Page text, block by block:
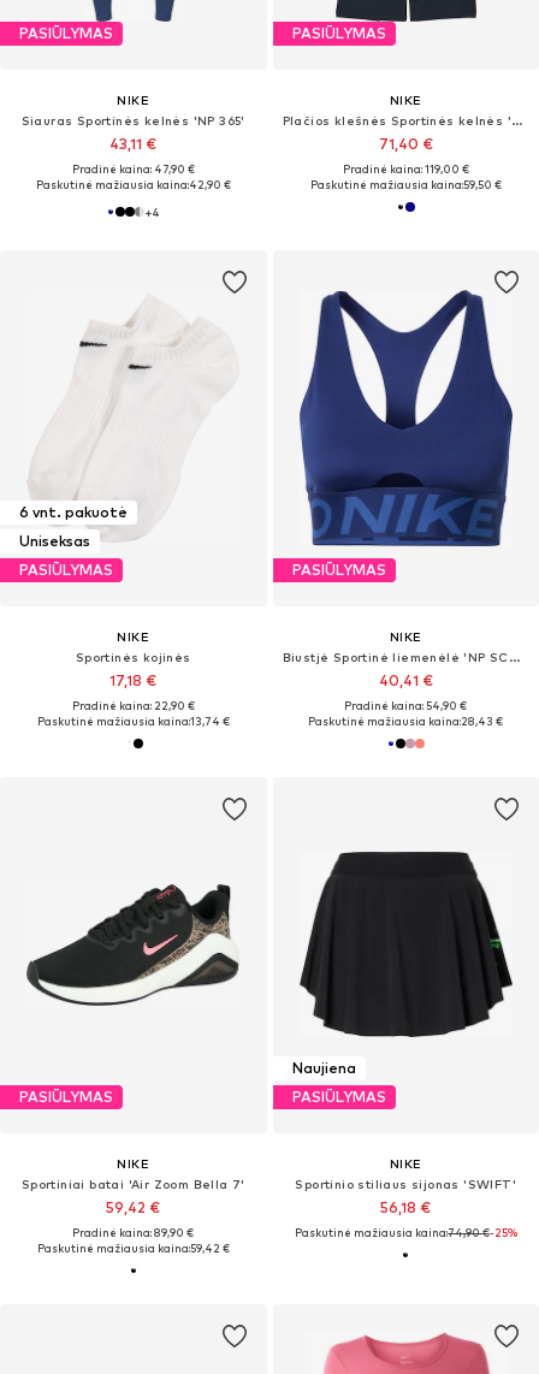
PASIŪLYMAS
NIKE
Siauras Sportinės kelnės 'NP 365'
43,11 €
Pradinė kaina: 47,90 €
Paskutinė mažiausia kaina:42,90 €
+4
PASIŪLYMAS
NIKE
Plačios klešnės Sportinės kelnės '24.7'
71,40 €
Pradinė kaina: 119,00 €
Paskutinė mažiausia kaina:59,50 €
6 vnt. pakuotė
Uniseksas
PASIŪLYMAS
NIKE
Sportinės kojinės
17,18 €
Pradinė kaina: 22,90 €
Paskutinė mažiausia kaina:13,74 €
PASIŪLYMAS
NIKE
Biustjė Sportinė liemenėlė 'NP SCULPT'
40,41 €
Pradinė kaina: 54,90 €
Paskutinė mažiausia kaina:28,43 €
PASIŪLYMAS
NIKE
Sportiniai batai 'Air Zoom Bella 7'
59,42 €
Pradinė kaina: 89,90 €
Paskutinė mažiausia kaina:59,42 €
Naujiena
PASIŪLYMAS
NIKE
Sportinio stiliaus sijonas 'SWIFT'
56,18 €
Paskutinė mažiausia kaina:74,90 €-25%